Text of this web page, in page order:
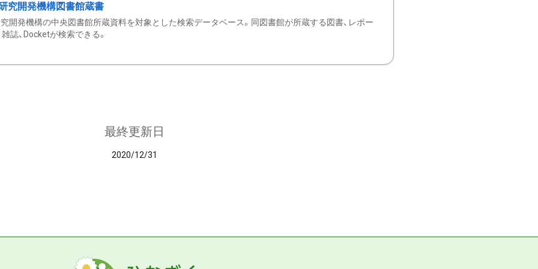
究開発機構図書館蔵書
開発機構の中央図書館所蔵資料を対象とした検索データベース。同図書館が所蔵する図書、レポー
雑誌、Docketが検索できる。
最終更新日
2020/12/31